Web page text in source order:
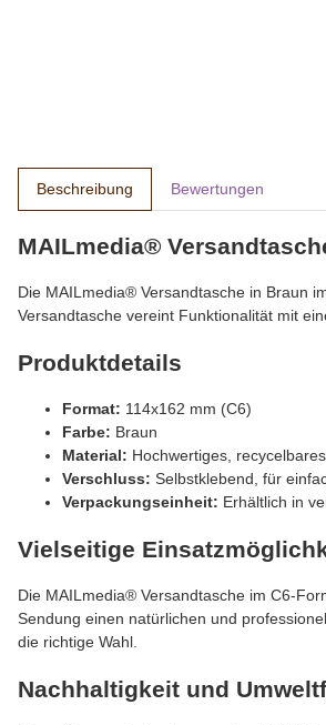
Beschreibung Bewertungen
MAILmedia®
Die MAILmedia® Versandtasche in Braun
Versandtasche vereint Funktionalität mit
Produktdetails
Format: 114x162 mm (C6)
Farbe: Braun
Material: Hochwertiges,
Verschluss: Selbstklebend, für
Verpackungseinheit: Erhältlich in
Vielseitige
Die MAILmedia® Versandtasche im C6-
Sendung einen natürlichen und
die richtige Wahl.
Nachhaltigkeit und